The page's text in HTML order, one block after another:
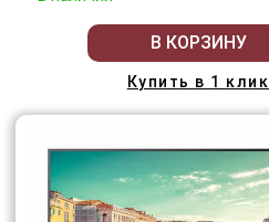
В КОРЗИНУ
Купить в 1 клик